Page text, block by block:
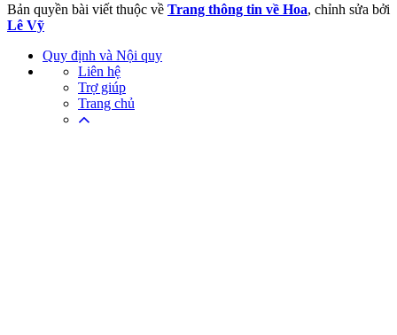
Bản quyền bài viết thuộc về Trang thông tin về Hoa, chỉnh sửa bởi
Lê Vỹ
Quy định và Nội quy
Liên hệ
Trợ giúp
Trang chủ